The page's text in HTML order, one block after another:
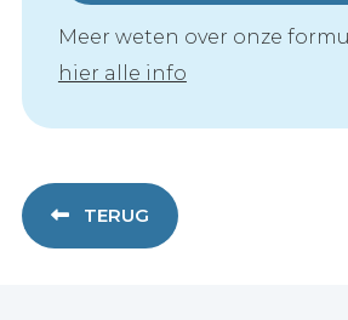
Meer weten over onze
hier alle info
TERUG